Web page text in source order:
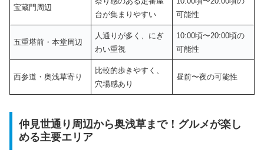
宝蔵門周辺
台が集まりやすい
可能性
五重塔前・本堂周辺
人通りが多く、にぎ
わい重視
10:00頃〜20:00頃の
可能性
西参道・奥浅草寄り
比較的歩きやすく、
穴場感あり
昼前〜夜の可能性
仲見世通り周辺から奥浅草まで！グルメが楽し
める主要エリア